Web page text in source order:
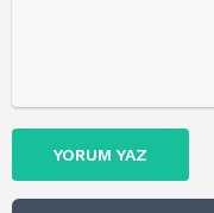
YORUM YAZ